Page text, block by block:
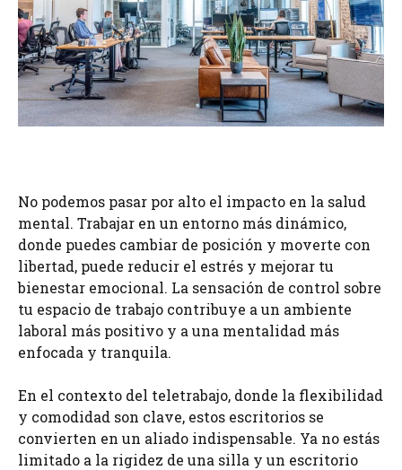
No podemos pasar por alto el impacto en la salud
mental. Trabajar en un entorno más dinámico,
donde puedes cambiar de posición y moverte con
libertad, puede reducir el estrés y mejorar tu
bienestar emocional. La sensación de control sobre
tu espacio de trabajo contribuye a un ambiente
laboral más positivo y a una mentalidad más
enfocada y tranquila.
En el contexto del teletrabajo, donde la flexibilidad
y comodidad son clave, estos escritorios se
convierten en un aliado indispensable. Ya no estás
limitado a la rigidez de una silla y un escritorio